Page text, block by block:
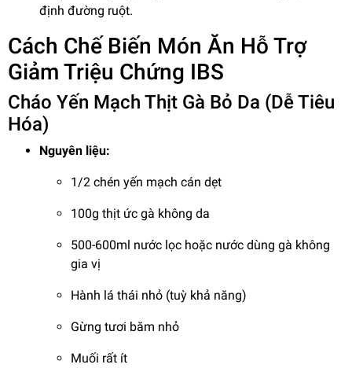
định đường ruột.
Cách Chế Biến Món Ăn Hỗ Trợ
Giảm Triệu Chứng IBS
Cháo Yến Mạch Thịt Gà Bỏ Da (Dễ Tiêu
Hóa)
Nguyên liệu:
1/2 chén yến mạch cán dẹt
100g thịt ức gà không da
500-600ml nước lọc hoặc nước dùng gà không
gia vị
Hành lá thái nhỏ (tuỳ khả năng)
Gừng tươi băm nhỏ
Muối rất ít